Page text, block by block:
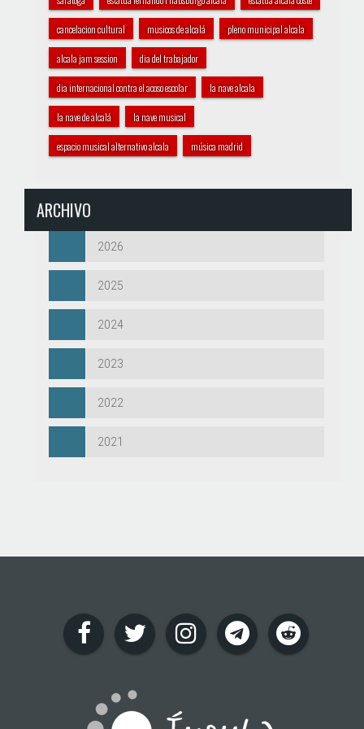
cancelacion cultural musicos de alcalá pleno municipal alcala
alcala jam session dia del trabajador
dia internacional contra el acoso escolar la nave alcala
la nave de alcalá la nave musical
espacio musical alternativo alcala música madrid
ARCHIVO
2026
2025
2024
2023
2022
2021